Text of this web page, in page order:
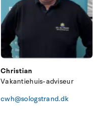
Christian
Vakantiehuis-adviseur
cwh@sologstrand.dk